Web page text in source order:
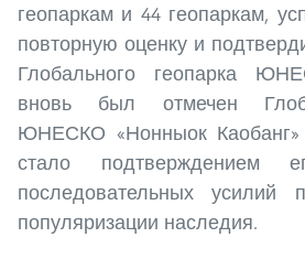
геопаркам и 44 геопаркам,
повторную оценку и
Глобального геопарка
вновь был отмечен
ЮНЕСКО «Нонныок Каобанг»
стало подтверждением
последовательных усилий
популяризации наследия.